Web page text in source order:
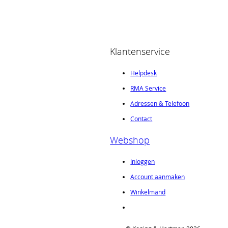
Klantenservice
Helpdesk
RMA Service
Adressen & Telefoon
Contact
Webshop
Inloggen
Account aanmaken
Winkelmand